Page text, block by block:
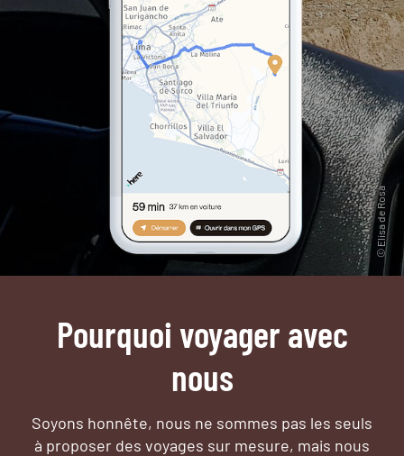
Pourquoi voyager avec
nous
Soyons honnête, nous ne sommes pas les seuls
à proposer des voyages sur mesure, mais nous